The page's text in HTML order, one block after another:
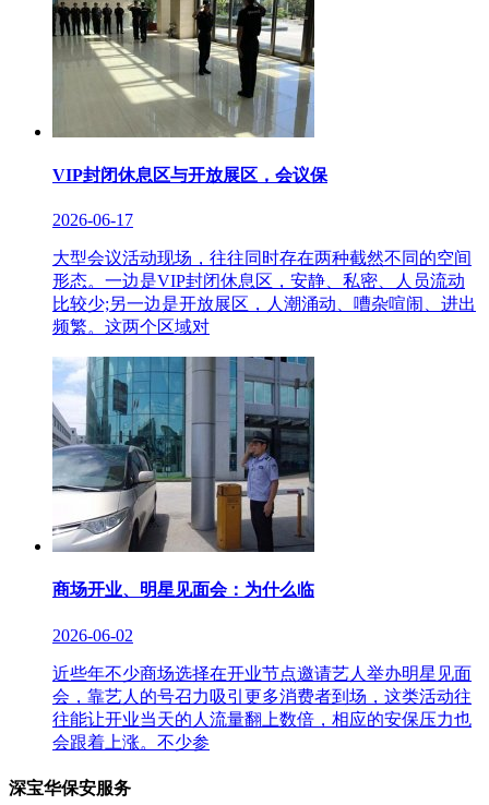
VIP封闭休息区与开放展区，会议保
2026-06-17
大型会议活动现场，往往同时存在两种截然不同的空间
形态。一边是VIP封闭休息区，安静、私密、人员流动
比较少;另一边是开放展区，人潮涌动、嘈杂喧闹、进出
频繁。这两个区域对
商场开业、明星见面会：为什么临
2026-06-02
近些年不少商场选择在开业节点邀请艺人举办明星见面
会，靠艺人的号召力吸引更多消费者到场，这类活动往
往能让开业当天的人流量翻上数倍，相应的安保压力也
会跟着上涨。不少参
深宝华保安服务